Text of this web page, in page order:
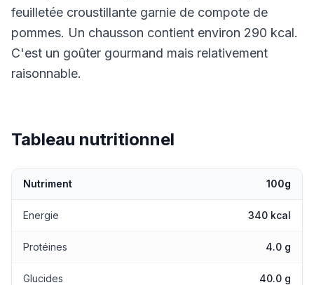
feuilletée croustillante garnie de compote de
pommes. Un chausson contient environ 290 kcal.
C'est un goûter gourmand mais relativement
raisonnable.
Tableau nutritionnel
Nutriment 100g
Energie 340 kcal
Protéines 4.0 g
Glucides 40.0 g